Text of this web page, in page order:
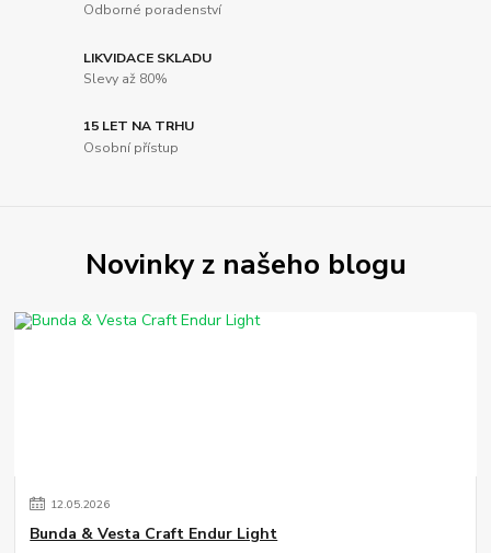
Odborné poradenství
LIKVIDACE SKLADU
Slevy až 80%
15 LET NA TRHU
Osobní přístup
Novinky z našeho blogu
12.05.2026
Bunda & Vesta Craft Endur Light